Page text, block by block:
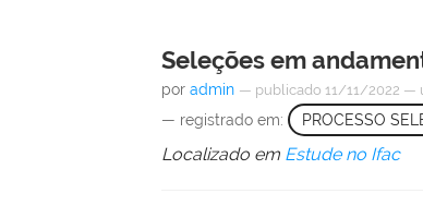
Seleções em
por admin — publicado 11/11/2022 —
— registrado em: PROCESSO
Localizado em Estude no Ifac